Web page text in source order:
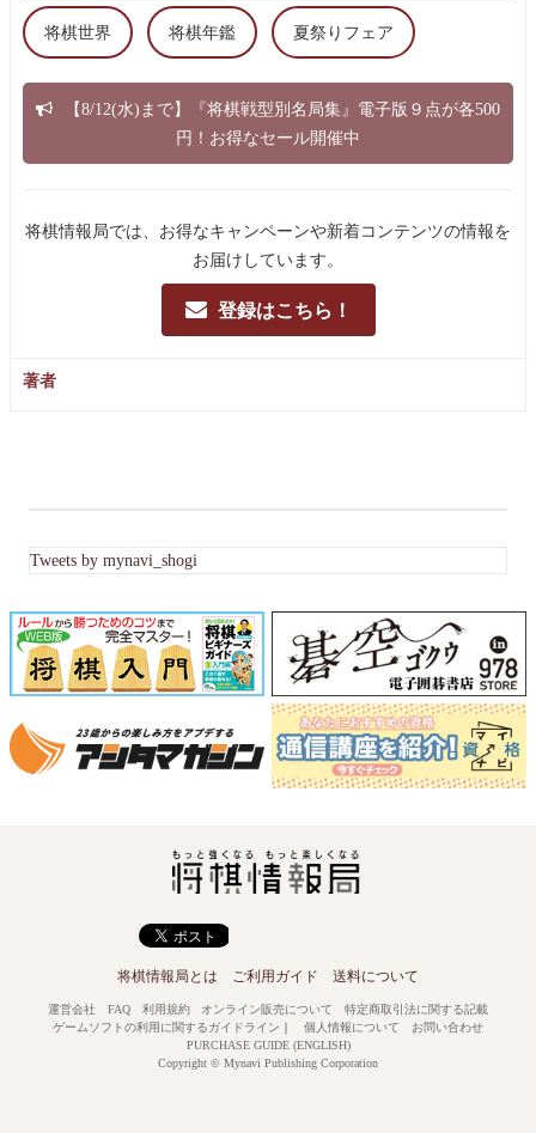
将棋世界 将棋年鑑 夏祭りフェア
【8/12(水)まで】『将棋戦型別名局集』電子版９点が各500
円！お得なセール開催中
将棋情報局では、お得なキャンペーンや新着コンテンツの情報を
お届けしています。
登録はこちら！
著者
Tweets by mynavi_shogi
将棋情報局とは ご利用ガイド 送料について
運営会社 FAQ 利用規約 オンライン販売について
特定商取引法に関する記載
ゲームソフトの利用に関するガイドライン
個人情報について
お問い合わせ
PURCHASE GUIDE (ENGLISH)
Copyright © Mynavi Publishing Corporation